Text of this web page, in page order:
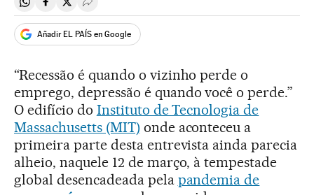
Compartir en Whatsapp
Compartir en Facebook
Compartir en Twitter
Desplegar Redes Sociales
Añadir EL PAÍS en Google
“Recessão é quando o vizinho perde o
emprego, depressão é quando você o perde.”
O edifício do Instituto de Tecnologia de
Massachusetts (MIT) onde aconteceu a
primeira parte desta entrevista ainda parecia
alheio, naquele 12 de março, à tempestade
global desencadeada pela pandemia de